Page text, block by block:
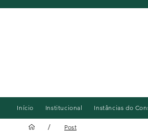
Início Institucional Instâncias do
/ Post